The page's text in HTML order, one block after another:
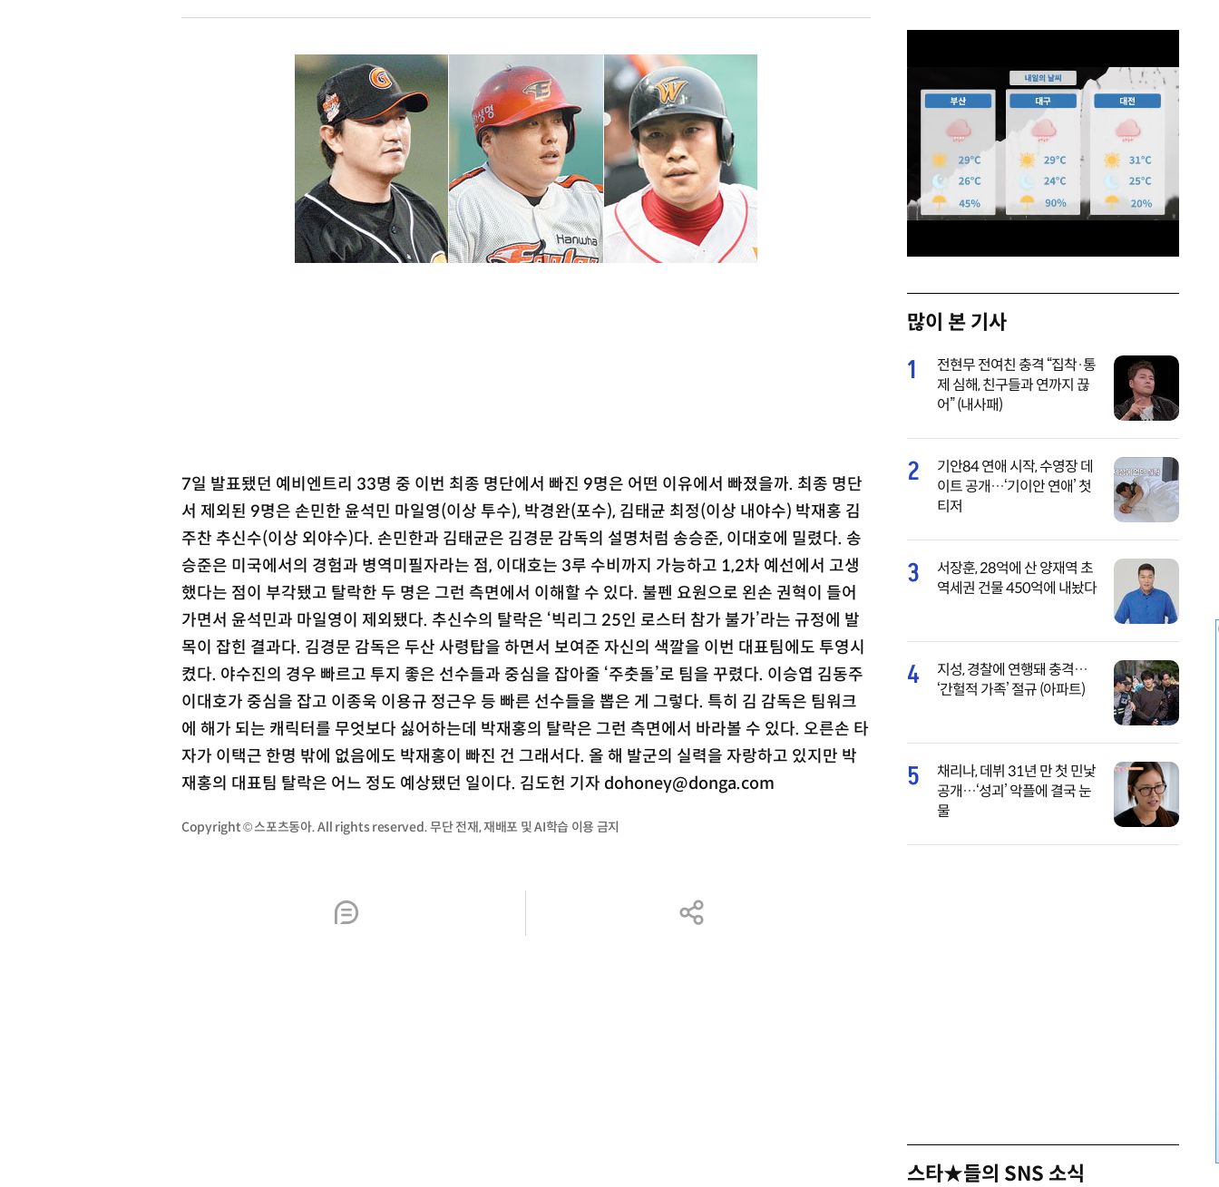
7일 발표됐던 예비엔트리 33명 중 이번 최종 명단에서 빠진 9명은 어떤 이유에서 빠졌을까. 최종 명단
서 제외된 9명은 손민한 윤석민 마일영(이상 투수), 박경완(포수), 김태균 최정(이상 내야수) 박재홍 김
주찬 추신수(이상 외야수)다. 손민한과 김태균은 김경문 감독의 설명처럼 송승준, 이대호에 밀렸다. 송
승준은 미국에서의 경험과 병역미필자라는 점, 이대호는 3루 수비까지 가능하고 1,2차 예선에서 고생
했다는 점이 부각됐고 탈락한 두 명은 그런 측면에서 이해할 수 있다. 불펜 요원으로 왼손 권혁이 들어
가면서 윤석민과 마일영이 제외됐다. 추신수의 탈락은 ‘빅리그 25인 로스터 참가 불가’라는 규정에 발
목이 잡힌 결과다. 김경문 감독은 두산 사령탑을 하면서 보여준 자신의 색깔을 이번 대표팀에도 투영시
켰다. 야수진의 경우 빠르고 투지 좋은 선수들과 중심을 잡아줄 ‘주춧돌’로 팀을 꾸렸다. 이승엽 김동주
이대호가 중심을 잡고 이종욱 이용규 정근우 등 빠른 선수들을 뽑은 게 그렇다. 특히 김 감독은 팀워크
에 해가 되는 캐릭터를 무엇보다 싫어하는데 박재홍의 탈락은 그런 측면에서 바라볼 수 있다. 오른손 타
자가 이택근 한명 밖에 없음에도 박재홍이 빠진 건 그래서다. 올 해 발군의 실력을 자랑하고 있지만 박
재홍의 대표팀 탈락은 어느 정도 예상됐던 일이다. 김도헌 기자 dohoney@donga.com
Copyright © 스포츠동아. All rights reserved. 무단 전재, 재배포 및 AI학습 이용 금지
많이 본 기사
1
전현무 전여친 충격 “집착·통
제 심해, 친구들과 연까지 끊
어” (내사패)
2
기안84 연애 시작, 수영장 데
이트 공개…‘기이안 연애’ 첫
티저
3
서장훈, 28억에 산 양재역 초
역세권 건물 450억에 내놨다
4
지성, 경찰에 연행돼 충격…
‘간헐적 가족’ 절규 (아파트)
5
채리나, 데뷔 31년 만 첫 민낯
공개…‘성괴’ 악플에 결국 눈
물
스타★들의 SNS 소식